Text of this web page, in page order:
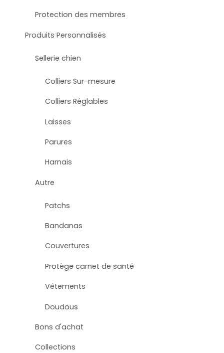
Protection des membres
Produits Personnalisés
Sellerie chien
Colliers Sur-mesure
Colliers Réglables
Laisses
Parures
Harnais
Autre
Patchs
Bandanas
Couvertures
Protège carnet de santé
Vêtements
Doudous
Bons d'achat
Collections